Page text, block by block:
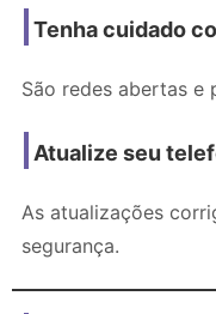
Tenha cuidado
São redes abertas e
Atualize seu
As atualizações
segurança.